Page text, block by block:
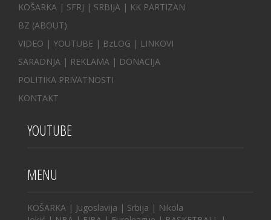
KOŠARKA | SFRJ | SRBIJA | KK PARTIZAN
BZ (ABOUT)
VIDEO | YOUTUBE | BzLOG | LINKOVI
SARADNJA | REKLAMA | DONACIJA
POLITIKA PRIVATNOSTI
KONTAKT
YOUTUBE
MENU
KOŠARKA | Jugoslavija | Srbija | Nikola